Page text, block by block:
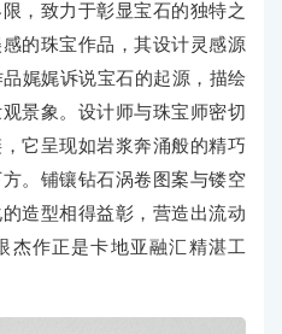
，致力于彰显宝石的独特之
的珠宝作品，其设计灵感源
娓娓诉说宝石的起源，描绘
景象。设计师与珠宝师密切
它呈现如岩浆奔涌般的精巧
。铺镶钻石涡卷图案与镂空
造型相得益彰，营造出流动
杰作正是卡地亚融汇精湛工